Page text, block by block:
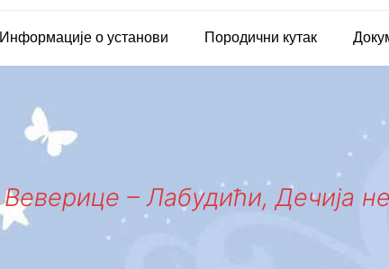
Информације о установи Породични кутак
Веверице – Лабудићи, Дечија